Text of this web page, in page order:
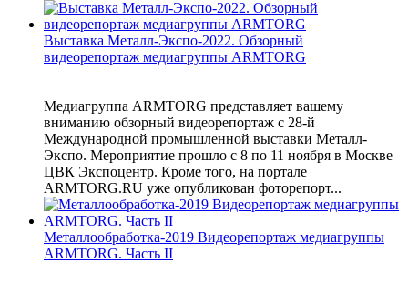
Выставка Металл-Экспо-2022. Обзорный
видеорепортаж медиагруппы ARMTORG
Медиагруппа ARMTORG представляет вашему
вниманию обзорный видеорепортаж с 28-й
Международной промышленной выставки Металл-
Экспо. Мероприятие прошло с 8 по 11 ноября в Москве
ЦВК Экспоцентр. Кроме того, на портале
ARMTORG.RU уже опубликован фоторепорт...
Металлообработка-2019 Видеорепортаж медиагруппы
ARMTORG. Часть II